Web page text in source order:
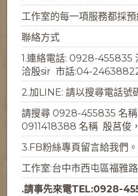
工作室的每一項服務都採
聯絡方式
1.連絡電話: 0928-455835
洽殷sir 市話:04-
2.加LINE: 請以搜尋電話號
請搜尋 0928-455835 名
0911418388 名稱 殷莒俊
3.FB粉絲專頁留言給我們。
工作室:台中市西屯區福雅
.請事先來電TEL:0928-